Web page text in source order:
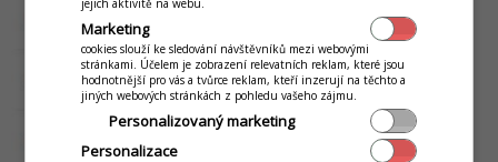
jejich aktivitě na webu.
Marketing
cookies slouží ke sledování návštěvníků mezi webovými
stránkami. Účelem je zobrazení relevatních reklam, které jsou
hodnotnější pro vás a tvůrce reklam, kteří inzerují na těchto a
jiných webových stránkách z pohledu vašeho zájmu.
Personalizovaný marketing
Personalizace